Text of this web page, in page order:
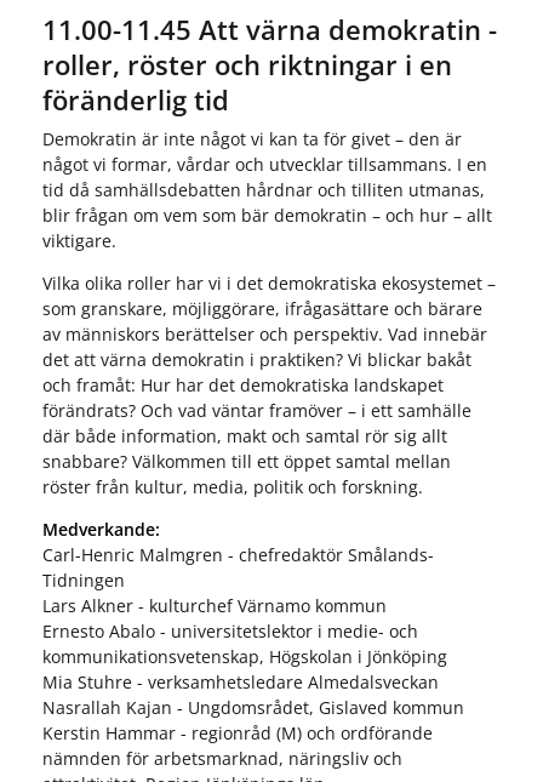
11.00-11.45 Att värna demokratin -
roller, röster och riktningar i en
föränderlig tid
Demokratin är inte något vi kan ta för givet – den är
något vi formar, vårdar och utvecklar tillsammans. I en
tid då samhällsdebatten hårdnar och tilliten utmanas,
blir frågan om vem som bär demokratin – och hur – allt
viktigare.
Vilka olika roller har vi i det demokratiska ekosystemet –
som granskare, möjliggörare, ifrågasättare och bärare
av människors berättelser och perspektiv. Vad innebär
det att värna demokratin i praktiken? Vi blickar bakåt
och framåt: Hur har det demokratiska landskapet
förändrats? Och vad väntar framöver – i ett samhälle
där både information, makt och samtal rör sig allt
snabbare? Välkommen till ett öppet samtal mellan
röster från kultur, media, politik och forskning.
Medverkande:
Carl-Henric Malmgren - chefredaktör Smålands-
Tidningen
Lars Alkner - kulturchef Värnamo kommun
Ernesto Abalo - universitetslektor i medie- och
kommunikationsvetenskap, Högskolan i Jönköping
Mia Stuhre - verksamhetsledare Almedalsveckan
Nasrallah Kajan - Ungdomsrådet, Gislaved kommun
Kerstin Hammar - regionråd (M) och ordförande
nämnden för arbetsmarknad, näringsliv och